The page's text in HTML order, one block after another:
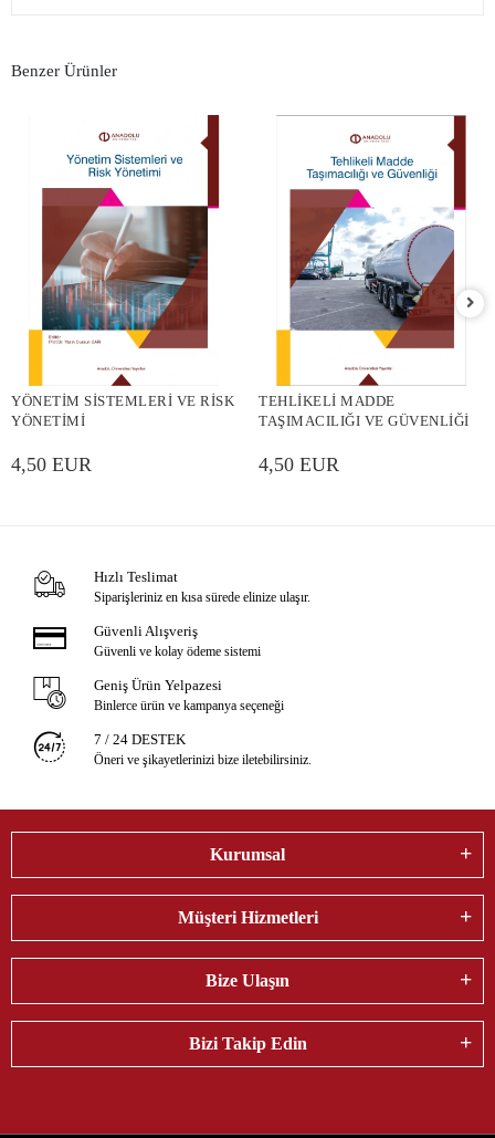
Benzer Ürünler
YÖNETİM SİSTEMLERİ VE RİSK
YÖNETİMİ
4,50 EUR
TEHLİKELİ MADDE
TAŞIMACILIĞI VE GÜVENLİĞİ
4,50 EUR
Hızlı Teslimat
Siparişleriniz en kısa sürede elinize ulaşır.
Güvenli Alışveriş
Güvenli ve kolay ödeme sistemi
Geniş Ürün Yelpazesi
Binlerce ürün ve kampanya seçeneği
7 / 24 DESTEK
Öneri ve şikayetlerinizi bize iletebilirsiniz.
Kurumsal
Müşteri Hizmetleri
Bize Ulaşın
Bizi Takip Edin